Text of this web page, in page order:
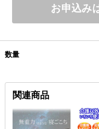
お申込み
数量
関連商品